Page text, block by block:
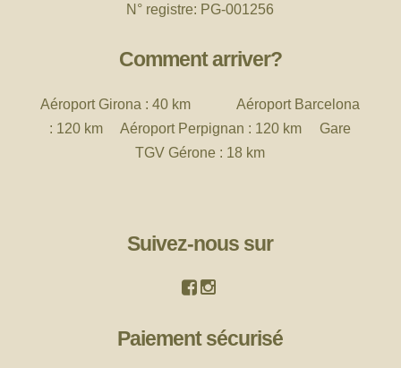
N° registre: PG-001256
Comment arriver?
Aéroport Girona : 40 km Aéroport Barcelona
: 120 km Aéroport Perpignan : 120 km Gare
TGV Gérone : 18 km
Suivez-nous sur
Paiement sécurisé